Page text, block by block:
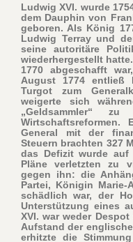
Ludwig XVI. wurde
dem Dauphin von
geboren. Als König
Ludwig Terray und
seine autoritäre
wiederhergestellt
1770 abgeschafft
August 1774 entließ
Turgot zum
weigerte sich
„Geldsammler“
General mit der
Steuern brachten 327
das Defizit wurde auf
Pläne verletzten zu
gegen ihn: die
Partei, Königin
schädlich war, der
Unterstützung eines
XVI. war weder
Aufstand der
erhitzte die